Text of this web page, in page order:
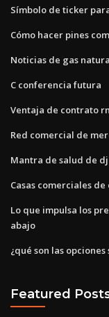
Símbolo de ticker
Cómo hacer pines
Noticias de gas
C conferencia futura
Ventaja de contrato rn
Red comercial de
Mantra de salud de dj
Casas comerciales
Lo que impulsa los
abajo
¿qué son las
Featured